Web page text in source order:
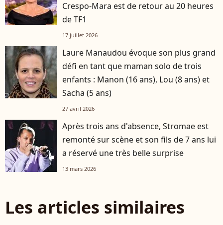
Crespo-Mara est de retour au 20 heures
de TF1
17 juillet 2026
Laure Manaudou évoque son plus grand
défi en tant que maman solo de trois
enfants : Manon (16 ans), Lou (8 ans) et
Sacha (5 ans)
27 avril 2026
Après trois ans d'absence, Stromae est
remonté sur scène et son fils de 7 ans lui
a réservé une très belle surprise
13 mars 2026
Les articles similaires